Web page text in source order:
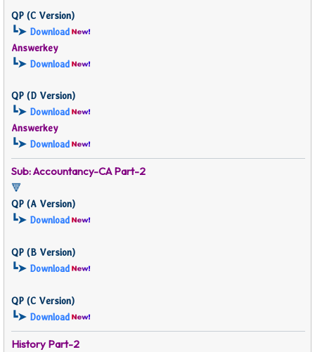
QP (C Version)
┗➤ Download
Answerkey
┗➤ Download
QP (D Version)
┗➤ Download
Answerkey
┗➤ Download
Sub: Accountancy-CAPart-2
🔻
QP (A Version)
┗➤ Download
QP (B Version)
┗➤ Download
QP (C Version)
┗➤ Download
History Part-2